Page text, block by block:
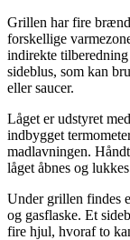
Grillen har fire
forskellige
indirekte
sideblus, som kan
eller saucer.
Låget er udstyret
indbygget
madlavningen.
låget åbnes og
Under grillen findes
og gasflaske. Et
fire hjul, hvoraf to